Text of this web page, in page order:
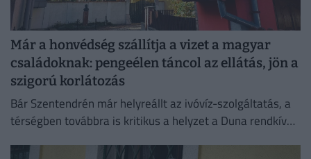
Már a honvédség szállítja a vizet a magyar
családoknak: pengeélen táncol az ellátás, jön a
szigorú korlátozás
Bár Szentendrén már helyreállt az ivóvíz-szolgáltatás, a
térségben továbbra is kritikus a helyzet a Duna rendkívül